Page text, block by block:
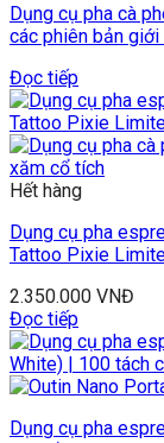
Dụng cụ pha cà
các phiên bản giới
Đọc tiếp
Hết hàng
Dụng cụ pha
Tattoo Pixie
2.350.000 VNĐ
Đọc tiếp
Dụng cụ pha